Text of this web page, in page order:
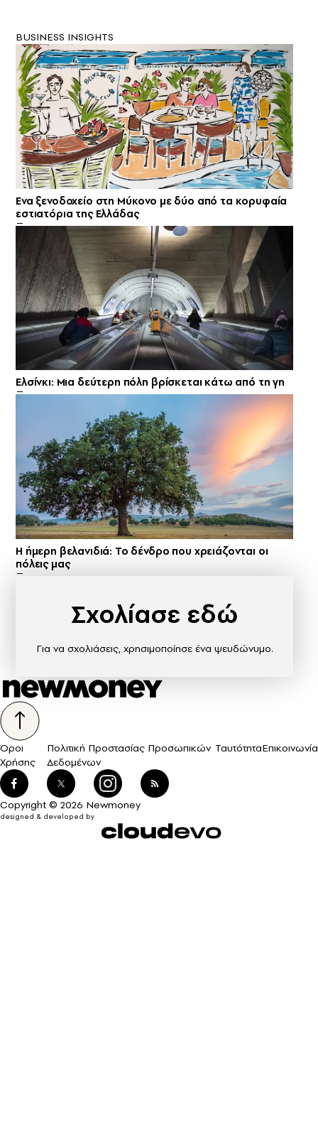
BUSINESS INSIGHTS
Ενα ξενοδοχείο στη Μύκονο με δύο από τα κορυφαία
εστιατόρια της Ελλάδας
Ελσίνκι: Mια δεύτερη πόλη βρίσκεται κάτω από τη γη
Η ήμερη βελανιδιά: Το δένδρο που χρειάζονται οι
πόλεις μας
Σχολίασε εδώ
Για να σχολιάσεις, χρησιμοποίησε ένα ψευδώνυμο.
Όροι
Χρήσης
Πολιτική Προστασίας Προσωπικών
Δεδομένων
ΤαυτότηταΕπικοινωνία
Copyright © 2026 Newmoney
designed & developed by